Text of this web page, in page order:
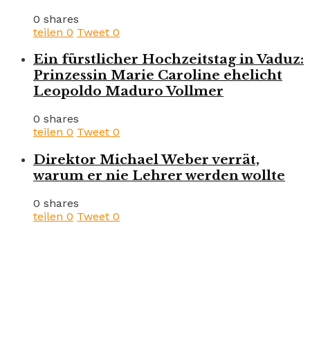
0 shares
teilen 0 Tweet 0
Ein fürstlicher Hochzeitstag in Vaduz:
Prinzessin Marie Caroline ehelicht
Leopoldo Maduro Vollmer
0 shares
teilen 0 Tweet 0
Direktor Michael Weber verrät,
warum er nie Lehrer werden wollte
0 shares
teilen 0 Tweet 0